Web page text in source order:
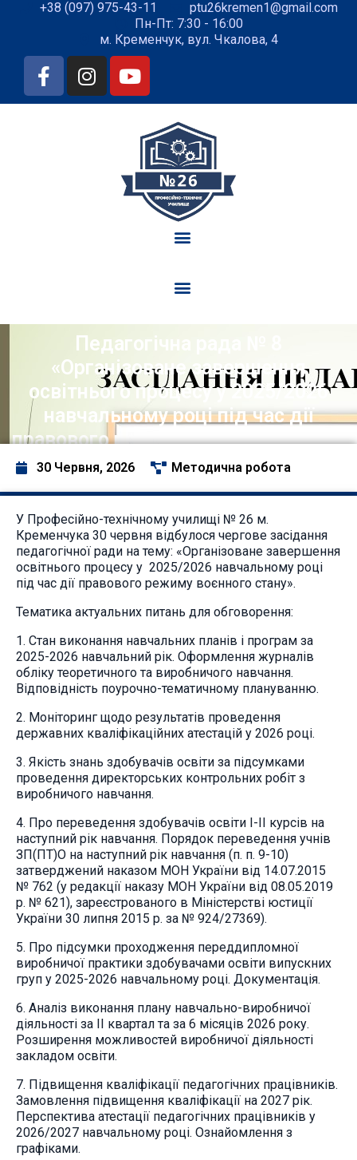
+38 (097) 975-43-11
ptu26kremen1@gmail.com
Пн-Пт: 7:30 - 16:00
м. Кременчук, вул. Чкалова, 4
Педагогічна рада № 8
«Організоване завершення
освітнього процесу у 2025/2026
навчальному році під час дії
правового режиму воєнного стану»
30 Червня, 2026 Методична робота
У Професійно-технічному училищі № 26 м.
Кременчука 30 червня відбулося чергове засідання
педагогічної ради на тему: «Організоване завершення
освітнього процесу у 2025/2026 навчальному році
під час дії правового режиму воєнного стану».
Тематика актуальних питань для обговорення:
1. Стан виконання навчальних планів і програм за
2025-2026 навчальний рік. Оформлення журналів
обліку теоретичного та виробничого навчання.
Відповідність поурочно-тематичному плануванню.
2. Моніторинг щодо результатів проведення
державних кваліфікаційних атестацій у 2026 році.
3. Якість знань здобувачів освіти за підсумками
проведення директорських контрольних робіт з
виробничого навчання.
4. Про переведення здобувачів освіти І-ІІ курсів на
наступний рік навчання. Порядок переведення учнів
ЗП(ПТ)О на наступний рік навчання (п. п. 9-10)
затверджений наказом МОН України від 14.07.2015
№ 762 (у редакції наказу МОН України від 08.05.2019
р. № 621), зареєстрованого в Міністерстві юстиції
України 30 липня 2015 р. за № 924/27369).
5. Про підсумки проходження переддипломної
виробничої практики здобувачами освіти випускних
груп у 2025-2026 навчальному році. Документація.
6. Аналіз виконання плану навчально-виробничої
діяльності за ІІ квартал та за 6 місяців 2026 року.
Розширення можливостей виробничої діяльності
закладом освіти.
7. Підвищення кваліфікації педагогічних працівників.
Замовлення підвищення кваліфікації на 2027 рік.
Перспектива атестації педагогічних працівників у
2026/2027 навчальному році. Ознайомлення з
графіками.